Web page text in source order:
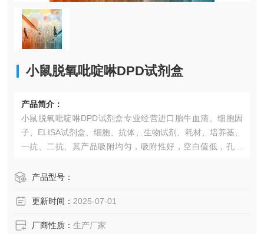
小鼠脱氧吡啶啉DPD试剂盒​
产品简介：
小鼠脱氧吡啶啉DPD试剂盒​专业经营进口胎牛血清、细胞因
子、ELISA试剂盒、细胞、抗体、生物试剂、耗材、培养基、
一抗、二抗、其产品吸附均匀，吸附性好，空白值低，孔底
稳定的纯化技术，保证产品均能现货供应和产品质量的稳定
产品型号：
更新时间： 2025-07-01
厂商性质： 生产厂家